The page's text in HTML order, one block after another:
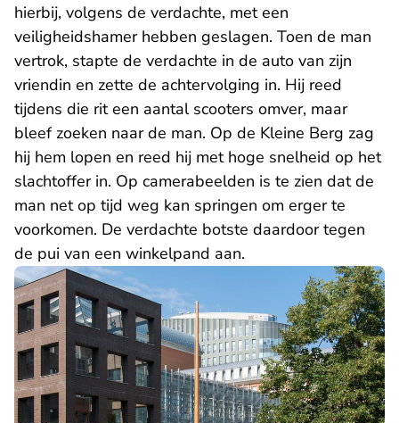
hierbij, volgens de verdachte, met een
veiligheidshamer hebben geslagen. Toen de man
vertrok, stapte de verdachte in de auto van zijn
vriendin en zette de achtervolging in. Hij reed
tijdens die rit een aantal scooters omver, maar
bleef zoeken naar de man. Op de Kleine Berg zag
hij hem lopen en reed hij met hoge snelheid op het
slachtoffer in. Op camerabeelden is te zien dat de
man net op tijd weg kan springen om erger te
voorkomen. De verdachte botste daardoor tegen
de pui van een winkelpand aan.